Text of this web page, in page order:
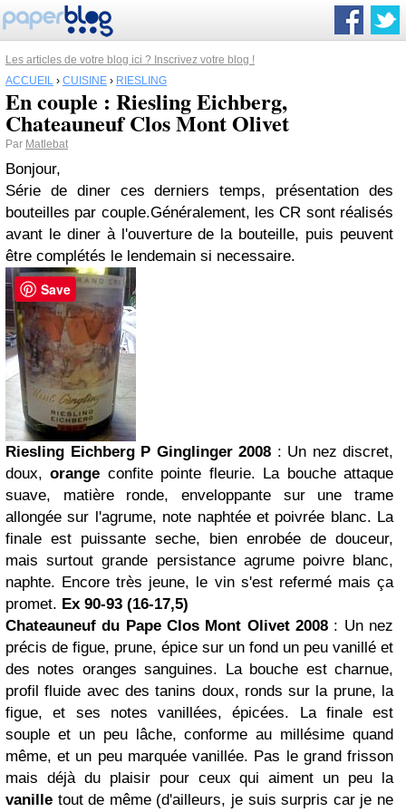
Les articles de votre blog ici ? Inscrivez votre blog !
ACCUEIL › CUISINE › RIESLING
En couple : Riesling Eichberg,
Chateauneuf Clos Mont Olivet
Par Matlebat
Bonjour,
Série de diner ces derniers temps, présentation des
bouteilles par couple.Généralement, les CR sont réalisés
avant le diner à l'ouverture de la bouteille, puis peuvent
être complétés le lendemain si necessaire.
Riesling Eichberg P Ginglinger 2008 : Un nez discret,
doux,orange confite pointe fleurie. La bouche attaque
suave, matière ronde, enveloppante sur une trame
allongée sur l'agrume, note naphtée et poivrée blanc. La
finale est puissante seche, bien enrobée de douceur,
mais surtout grande persistance agrume poivre blanc,
naphte. Encore très jeune, le vin s'est refermé mais ça
promet. Ex 90-93 (16-17,5)
Chateauneuf du Pape Clos Mont Olivet 2008 : Un nez
précis de figue, prune, épice sur un fond un peu vanillé et
des notes oranges sanguines. La bouche est charnue,
profil fluide avec des tanins doux, ronds sur la prune, la
figue, et ses notes vanillées, épicées. La finale est
souple et un peu lâche, conforme au millésime quand
même, et un peu marquée vanillée. Pas le grand frisson
mais déjà du plaisir pour ceux qui aiment un peu la
vanille tout de même (d'ailleurs, je suis surpris car je ne
Save